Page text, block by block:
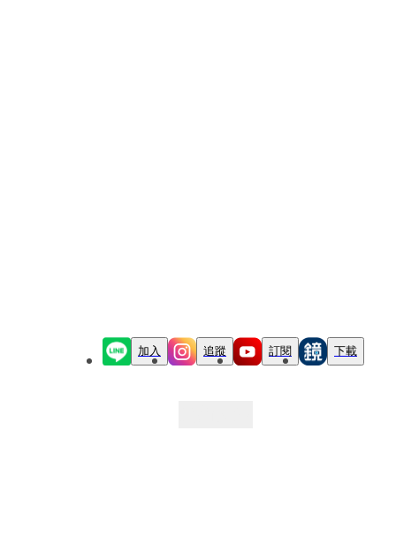
加入 追蹤 訂閱 下載